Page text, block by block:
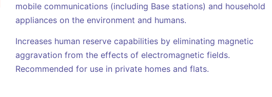
mobile communications (including Base stations) and household
appliances on the environment and humans.
Increases human reserve capabilities by eliminating magnetic
aggravation from the effects of electromagnetic fields.
Recommended for use in private homes and flats.